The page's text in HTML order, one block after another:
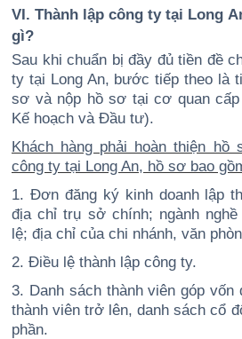
VI. Thành lập công ty tại Long
gì?
Sau khi chuẩn bị đầy đủ tiền đề
ty tại Long An, bước tiếp theo là
sơ và nộp hồ sơ tại cơ quan
Kế hoạch và Đầu tư).
Khách hàng phải hoàn thiện hồ
công ty tại Long An, hồ sơ bao
1. Đơn đăng ký kinh doanh lập
địa chỉ trụ sở chính; ngành
lệ; địa chỉ của chi nhánh, văn
2. Điều lệ thành lập công ty.
3. Danh sách thành viên góp
thành viên trở lên, danh sách cổ
phần.